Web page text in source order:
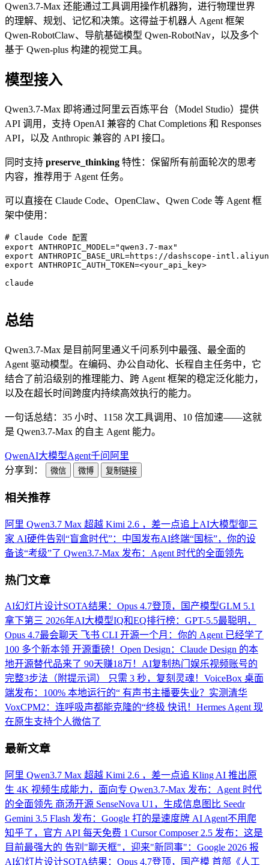
Qwen3.7-Max 还能通过工具调用操作机器狗，进行物理世界
的理解、规划、记忆和决策。这得益于机器人 Agent 框架
Qwen-RobotClaw、导航基础模型 Qwen-RobotNav，以及多个
基于 Qwen-plus 构建的视觉工具。
模型接入
Qwen3.7-Max 即将通过阿里云百炼平台（Model Studio）提供
API 调用，支持 OpenAI 兼容的 Chat Completions 和 Responses
API，以及 Anthropic 兼容的 API 接口。
同时支持 preserve_thinking 特性：保留所有前面轮次的思考
内容，推荐用于 Agent 任务。
可以直接在 Claude Code、OpenClaw、Qwen Code 等 Agent 框
架中使用：
# Claude Code 配置
export ANTHROPIC_MODEL="qwen3.7-max"
export ANTHROPIC_BASE_URL=https://dashscope-
export ANTHROPIC_AUTH_TOKEN=<your_api_key>
claude
总结
Qwen3.7-Max 是目前阿里通义千问系列中最强、最全面的
Agent 驱动模型。在编码、办公自动化、长程自主任务中，它
结合了前沿级别的推理能力、跨 Agent 框架的稳定泛化能力，
以及在超长时间跨度内持续高效执行的能力。
一句话总结：35 小时、1158 次工具调用、10 倍加速——这就
是 Qwen3.7-Max 的自主 Agent 能力。
QwenAI大模型Agent千问 阿里
分享到：
微信 微博 复制链接
相关推荐
阿里 Qwen3.7 Max 超越 Kimi 2.6 ，差一点追上AI大模型御三
家 AI硬件告别“盲盒时代”：中国发布AI终端“国标”，你的设
备该“考级”了 Qwen3.7-Max 发布：Agent 时代的全面领先
热门文章
AI幻灯片设计SOTA结果：Opus 4.7登顶，国产模型GLM 5.1
拿下第三 2026年AI大模型IQ和EQ排行榜：GPT-5.5最聪明，
Opus 4.7最会聊天 飞书 CLI 开源一个月：你的 Agent 已经学了
100 多个新本领 开源重磅！Open Design：Claude Design 的本
地开源替代品来了 90天赚18万！AI复制热门娱乐视频账号的
完整3步法（附提示词）
只需 3 秒，复刻灵魂！VoiceBox 桌面
端发布：100% 本地运行的“ 有声书主播要失业？实测清华
VoxCPM2：连呼吸声都能克隆的“终极 快讯！Hermes Agent 现
在原生支持个人微信了
最新文章
阿里 Qwen3.7 Max 超越 Kimi 2.6 ，差一点追 Kling AI 推出原
生 4K 视频生成能力，面向专 Qwen3.7-Max 发布：Agent 时代
的全面领先 商汤开源 SenseNova U1，生成信息图比 Seedr
Gemini 3.5 Flash 发布：Google 打的是速度牌 AI Agent不用爬
知乎了，官方 API 每天免费 1 Cursor Composer 2.5 发布：这是
目前最强大的 告别"聊天框"，迎来"新同事"：Google 2026 报
AI幻灯片设计SOTA结果：Opus 4.7登顶，国产模 首部《人工